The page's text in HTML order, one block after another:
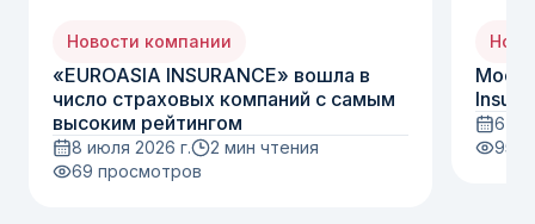
Новости компании
«EUROASIA INSURANCE» вошла в
число страховых компаний с самым
высоким рейтингом
8 июля 2026 г.
2 мин чтения
69 просмотров
6
95